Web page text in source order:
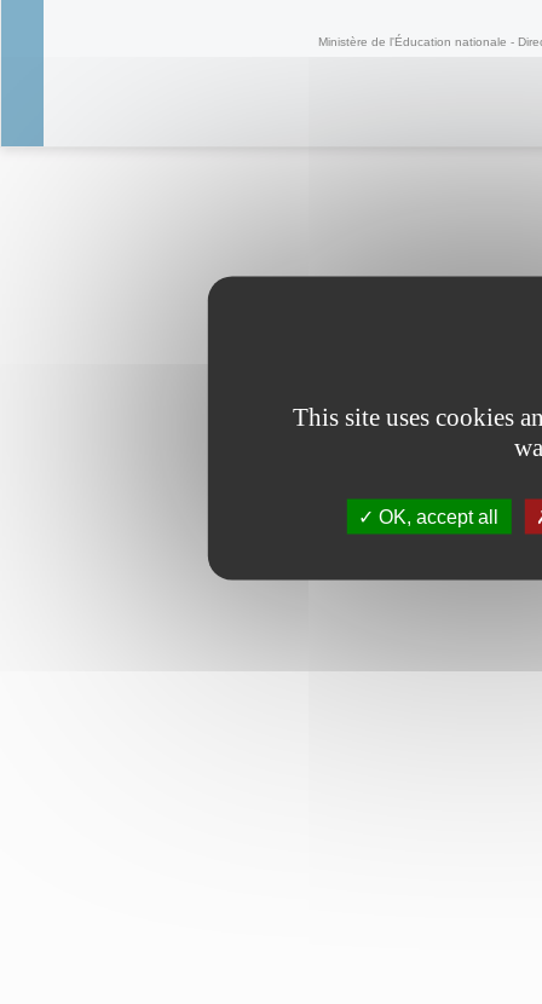
Ministère de l'Éducation nationale -
This site uses cookies
OK, accept all